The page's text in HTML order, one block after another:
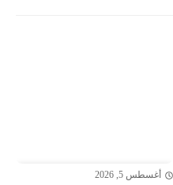
أغسطس 5, 2026